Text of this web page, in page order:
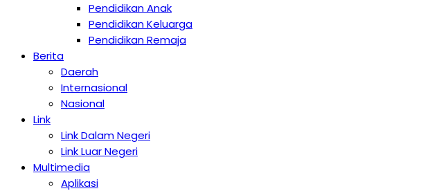
Pendidikan Anak
Pendidikan Keluarga
Pendidikan Remaja
Berita
Daerah
Internasional
Nasional
Link
Link Dalam Negeri
Link Luar Negeri
Multimedia
Aplikasi